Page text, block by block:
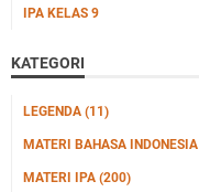
IPA KELAS 9
KATEGORI
LEGENDA (11)
MATERI BAHASA INDONESIA
MATERI IPA (200)